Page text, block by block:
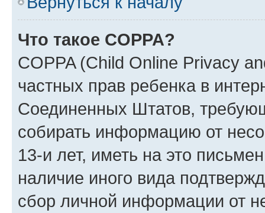
Что такое COPPA?
COPPA (Child Online Privacy
частных прав ребенка в
Соединенных Штатов,
собирать информацию от
13-и лет, иметь на это
наличие иного вида
сбор личной информации от